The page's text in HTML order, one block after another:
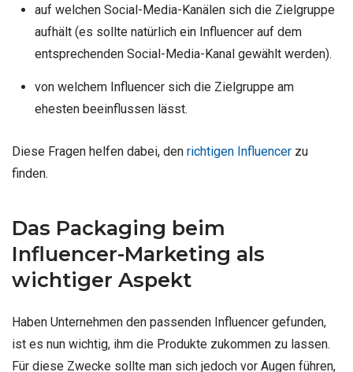
auf welchen Social-Media-Kanälen sich die Zielgruppe
aufhält (es sollte natürlich ein Influencer auf dem
entsprechenden Social-Media-Kanal gewählt werden).
von welchem Influencer sich die Zielgruppe am
ehesten beeinflussen lässt.
Diese Fragen helfen dabei, den richtigen Influencer zu
finden.
Das Packaging beim
Influencer-Marketing als
wichtiger Aspekt
Haben Unternehmen den passenden Influencer gefunden,
ist es nun wichtig, ihm die Produkte zukommen zu lassen.
Für diese Zwecke sollte man sich jedoch vor Augen führen,